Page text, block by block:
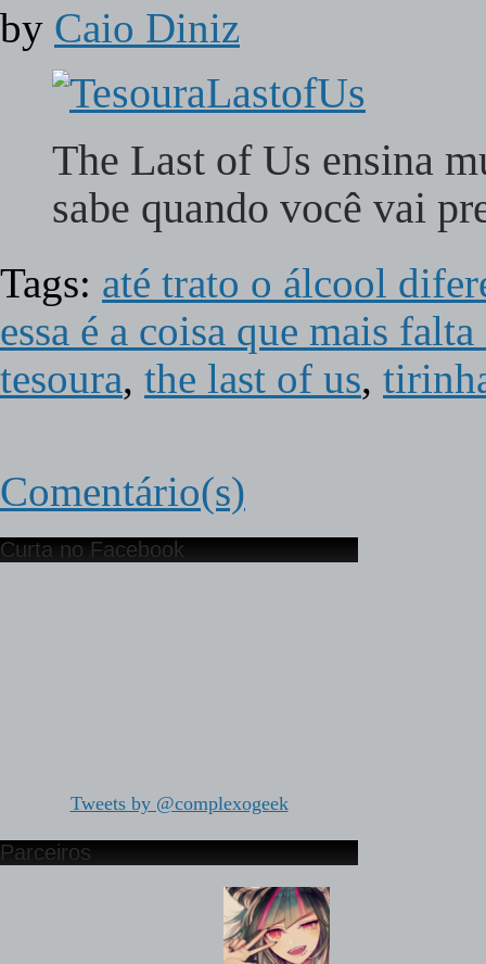
by Caio Diniz
The Last of Us ensina
sabe quando você vai
Tags: até trato o álcool
essa é a coisa que mais
tesoura, the last of us,
Comentário(s)
Curta no Facebook
Tweets by @complexogeek
Parceiros